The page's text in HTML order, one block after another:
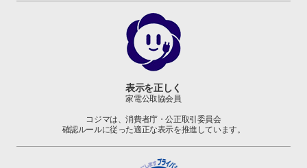
表示を正しく
家電公取協会員
コジマは、消費者庁・公正取引委員会
確認ルールに従った適正な表示を推進しています。